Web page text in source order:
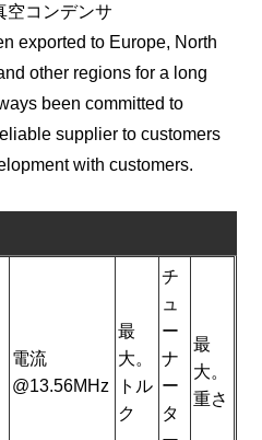
空コンデンサ
exported to Europe, North
other regions for a long
been committed to
supplier to customers
with customers.
電流
@13.56MHz
最
大。
トル
ク
チ
ュ
ー
ナ
ー
タ
最
大。
重さ